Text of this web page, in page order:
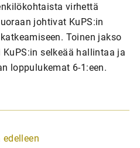
virhettä
johtivat KuPS:in
Toinen jakso
selkeää hallintaa ja
loppulukemat 6-1:een.